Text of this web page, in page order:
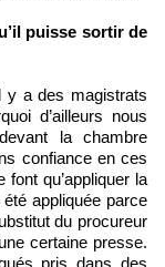
puisse sortir de
y a des magistrats
d’ailleurs nous
la chambre
confiance en ces
qu’appliquer la
appliquée parce
du procureur
certaine presse.
pris dans des